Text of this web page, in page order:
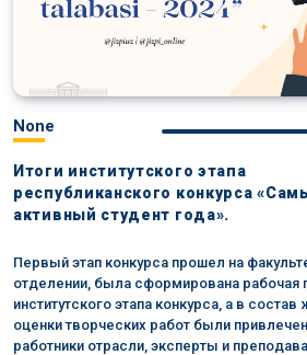
None
Итоги институтского этапа
республиканского конкурса
активный студент года».
Первый этап конкурса прошел на
отделении, была сформирована рабочая
институтского этапа конкурса, а в
оценки творческих работ были
работники отрасли, эксперты и